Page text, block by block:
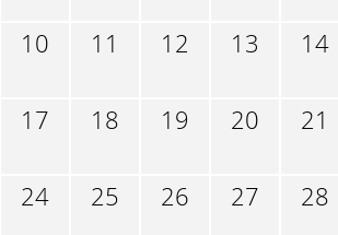
10 11 12 13 14
17 18 19 20 21
24 25 26 27 28